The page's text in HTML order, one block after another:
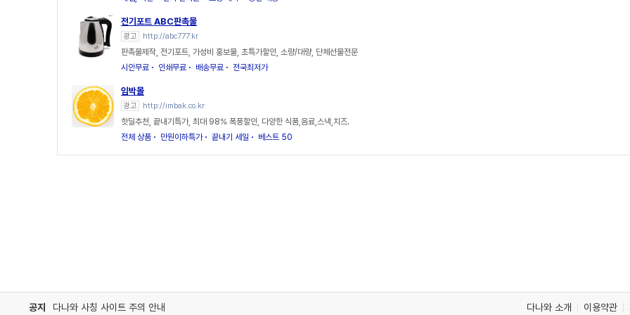
전기포트 ABC판촉물
광고 http://abc777.kr
판촉물제작, 전기포트, 가성비 홍보물, 초특가할인, 소량/대량, 단체선물전문
시안무료
인쇄무료 배송무료 전국최저가
임박몰
광고 http://imbak.co.kr
핫딜추천, 끝내기특가, 최대 98% 폭풍할인, 다양한 식품,음료,스낵,치즈.
전체 상품
만원이하특가 끝내기 세일 베스트 50
공지 다나와 사칭 사이트 주의 안내 다나와 소개 이용약관